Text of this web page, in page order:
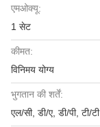
एमओक्यू:
1 सेट
कीमत:
विनिमय योग्य
भुगतान की शर्तें:
एल/सी, डी/ए, डी/पी, टी/टी